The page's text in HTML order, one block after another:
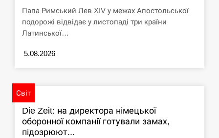
Папа Римський Лев XIV у межах Апостольської
подорожі відвідає у листопаді три країни
Латинської…
5.08.2026
Світ
Die Zeit: на директора німецької
оборонної компанії готували замах,
підозрюют...